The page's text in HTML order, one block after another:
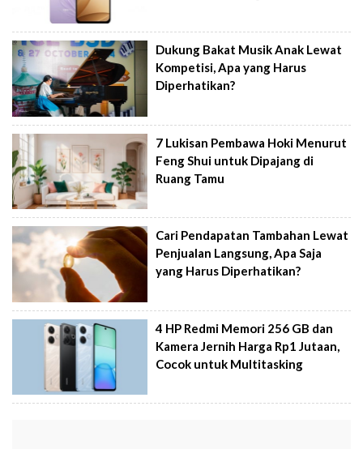
Dukung Bakat Musik Anak Lewat
Kompetisi, Apa yang Harus
Diperhatikan?
7 Lukisan Pembawa Hoki Menurut
Feng Shui untuk Dipajang di
Ruang Tamu
Cari Pendapatan Tambahan Lewat
Penjualan Langsung, Apa Saja
yang Harus Diperhatikan?
4 HP Redmi Memori 256 GB dan
Kamera Jernih Harga Rp1 Jutaan,
Cocok untuk Multitasking